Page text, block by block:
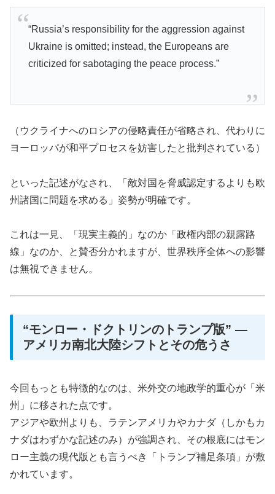
“Russia’s responsibility for the aggression against
Ukraine is omitted; instead, the Europeans are
criticized for sabotaging the peace process.”
（ウクライナへのロシアの侵略責任が省略され、代わりに
ヨーロッパが和平プロセスを妨害したと批判されている）
といった記述がなされ、「敵対国を脅威認定するよりも欧
州諸国に問題を求める」姿勢が明確です。
これは一見、「現実主義的」なのか「政権内部の親露路
線」なのか、と賛否分かれますが、世界秩序全体への影響
は無視できません。
“モンロー・ドクトリンのトランプ版” ―
アメリカ南北大陸シフトとその危うさ
今回もっとも特徴的なのは、米外交の地政学的重心が「米
州」に移された点です。
アジアや欧州よりも、ラテンアメリカやカナダ（しかもカ
ナダはわずかな記述のみ）が強調され、その根底にはモン
ロー主義の現代版とも言うべき「トランプ補足条項」が敷
かれています。